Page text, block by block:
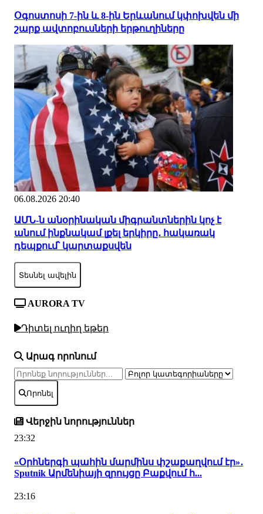
Օգոստոսի 7-ին և 8-ին Երևանում կփոխվեն մի
շարք ավտոբուսների երթուղիները
06.08.2026 20:40
ԱՄՆ-ն անօրինական միգրանտներին կոչ է
անում ինքնակամ լքել երկիրը․ հակառակ
դեպքում՝ կարտաքսվեն
Տեսնել ավելին
AURORA TV
Դիտել ուղիղ եթեր
Արագ որոնում
Որոնել
Վերջին նորություններ
23:32
«Օրհներգի պահին մարմինս փշաքաղվում էր»․
Sputnik Արմենիայի զրույցը Բաքվում հ...
23:16